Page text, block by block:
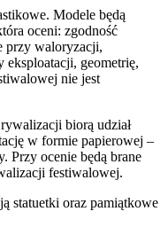
Modele będą
oceni: zgodność
przy waloryzacji,
eksploatacji, geometrię,
nie jest
biorą udział
w formie papierowej –
Przy ocenie będą brane
festiwalowej.
statuetki oraz pamiątkowe